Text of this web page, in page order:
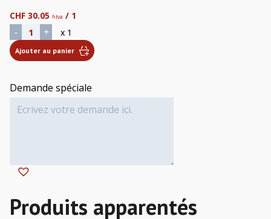
CHF 30.05 htva / 1
- quantité de Vin Blanc Monvallon 10l
+ x 1
Ajouter au panier
Demande spéciale
Alternative: